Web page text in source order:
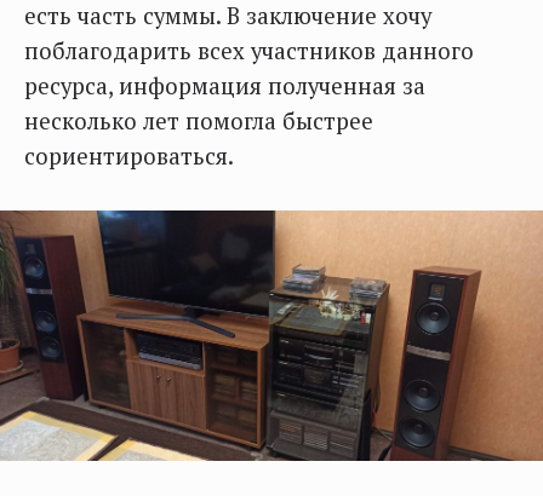
есть часть суммы. В заключение хочу
поблагодарить всех участников данного
ресурса, информация полученная за
несколько лет помогла быстрее
сориентироваться.